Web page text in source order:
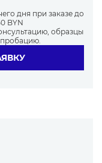
дня при заказе до
BYN
образцы